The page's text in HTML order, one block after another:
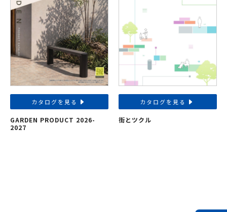
カタログを見る
GARDEN PRODUCT 2026-
2027
カタログを見る
街とツクル